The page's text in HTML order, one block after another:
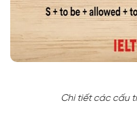
Chi tiết các cấu